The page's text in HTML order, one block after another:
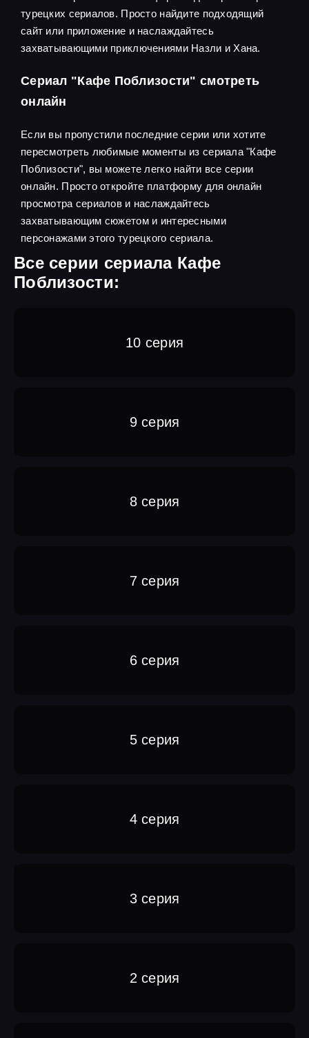
турецких сериалов. Просто найдите подходящий
сайт или приложение и наслаждайтесь
захватывающими приключениями Назли и Хана.
Сериал "Кафе Поблизости" смотреть
онлайн
Если вы пропустили последние серии или хотите
пересмотреть любимые моменты из сериала "Кафе
Поблизости", вы можете легко найти все серии
онлайн. Просто откройте платформу для онлайн
просмотра сериалов и наслаждайтесь
захватывающим сюжетом и интересными
персонажами этого турецкого сериала.
Все серии сериала Кафе
Поблизости:
10 серия
9 серия
8 серия
7 серия
6 серия
5 серия
4 серия
3 серия
2 серия